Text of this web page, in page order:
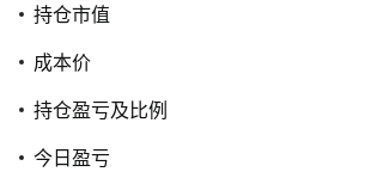
持仓市值
成本价
持仓盈亏及比例
今日盈亏